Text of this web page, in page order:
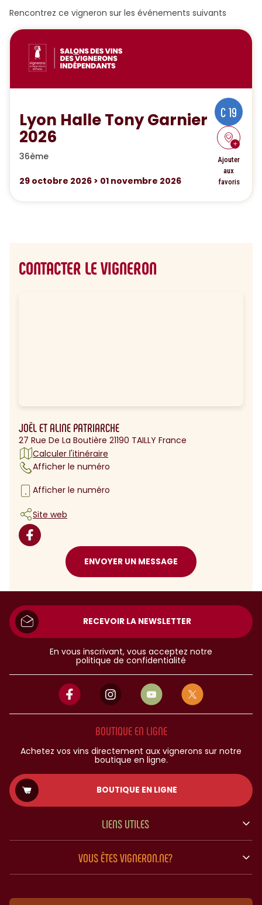
Rencontrez ce vigneron sur les événements suivants
Lyon Halle Tony Garnier
2026
36ème
29 octobre 2026 > 01 novembre 2026
C 19
Ajouter
aux
favoris
CONTACTER LE VIGNERON
JOËL ET ALINE PATRIARCHE
27 Rue De La Boutière 21190 TAILLY France
Calculer l'itinéraire
Afficher le numéro
Afficher le numéro
Site web
ENVOYER UN MESSAGE
RECEVOIR LA NEWSLETTER
En vous inscrivant, vous acceptez notre
politique de confidentialité
BOUTIQUE EN LIGNE
Achetez vos vins directement aux vignerons sur notre
boutique en ligne.
BOUTIQUE EN LIGNE
LIENS UTILES
VOUS ÊTES VIGNERON.NE?